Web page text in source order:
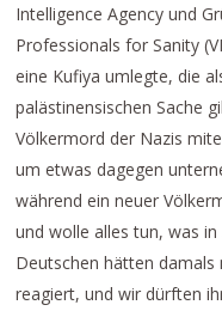
Intelligence Agency und
Professionals for Sanity
eine Kufiya umlegte, die
palästinensischen Sache
Völkermord der Nazis
um etwas dagegen
während ein neuer
und wolle alles tun, was
Deutschen hätten damals
reagiert, und wir dürften